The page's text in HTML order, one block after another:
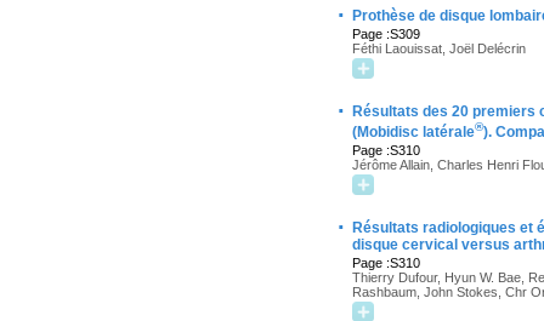
· Prothèse de disque
Page :S309
Féthi Laouissat, Joël Delécrin
·
Résultats des 20 premiers
(Mobidisc latérale®).
Page :S310
Jérôme Allain, Charles Henri
·
Résultats radiologiques et
disque cervical versus
Page :S310
Thierry Dufour, Hyun W. Bae,
Rashbaum, John Stokes, Chr